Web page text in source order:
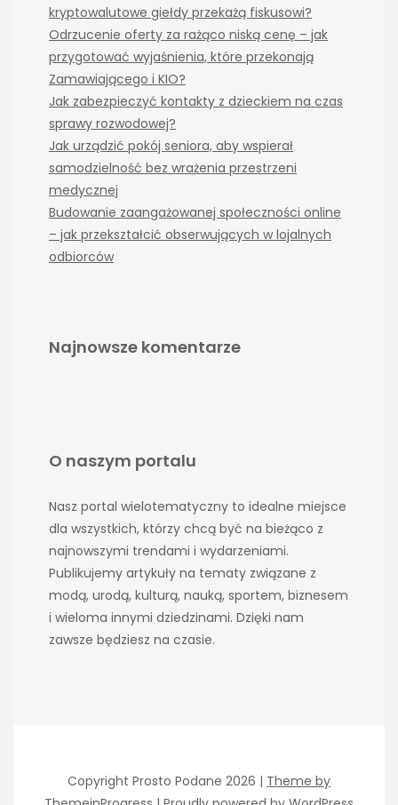
kryptowalutowe giełdy przekażą fiskusowi?
Odrzucenie oferty za rażąco niską cenę – jak
przygotować wyjaśnienia, które przekonają
Zamawiającego i KIO?
Jak zabezpieczyć kontakty z dzieckiem na czas
sprawy rozwodowej?
Jak urządzić pokój seniora, aby wspierał
samodzielność bez wrażenia przestrzeni
medycznej
Budowanie zaangażowanej społeczności online
– jak przekształcić obserwujących w lojalnych
odbiorców
Najnowsze komentarze
O naszym portalu
Nasz portal wielotematyczny to idealne miejsce
dla wszystkich, którzy chcą być na bieżąco z
najnowszymi trendami i wydarzeniami.
Publikujemy artykuły na tematy związane z
modą, urodą, kulturą, nauką, sportem, biznesem
i wieloma innymi dziedzinami. Dzięki nam
zawsze będziesz na czasie.
Copyright Prosto Podane 2026 | Theme by